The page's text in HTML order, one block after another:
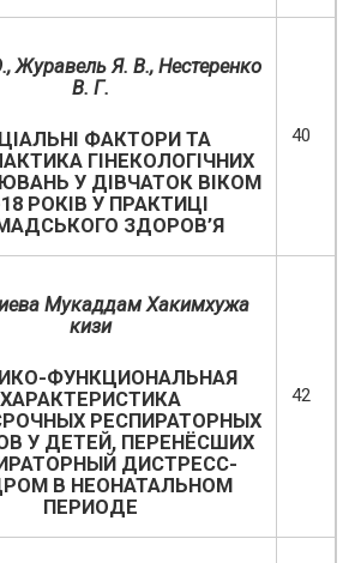
,Журавель Я. В., Нестеренко
В. Г.
ФАКТОРИ ТА
ГІНЕКОЛОГІЧНИХ
У ДІВЧАТОК ВІКОМ
РОКІВ У ПРАКТИЦІ
ЗДОРОВ’Я
40
Мукаддам Хакимхужа
кизи
ФУНКЦИОНАЛЬНАЯ
ХАРАКТЕРИСТИКА
РЕСПИРАТОРНЫХ
У ДЕТЕЙ, ПЕРЕНЁСШИХ
ДИСТРЕСС-
В НЕОНАТАЛЬНОМ
ПЕРИОДЕ
42